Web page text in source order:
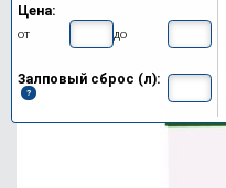
Цена:
от до
Залповый сброс (л):
Обслуживание